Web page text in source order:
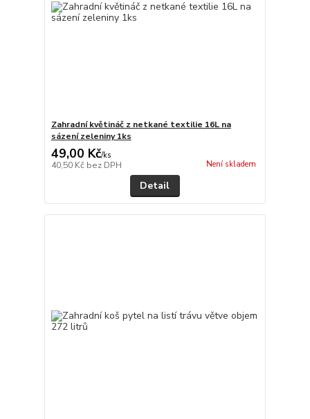
Zahradní květináč z netkané textilie 16L na
sázení zeleniny 1ks
49,00 Kč/ks
40,50 Kč bez DPH Není skladem
Detail